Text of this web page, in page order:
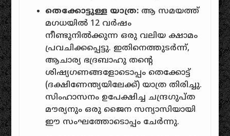
തെക്കോട്ടുള്ള യാത്ര: ആ സമയത്ത്
മഗധയിൽ 12 വർഷം
നീണ്ടുനിൽക്കുന്ന ഒരു വലിയ ക്ഷാമം
പ്രവചിക്കപ്പെട്ടു. ഇതിനെത്തുടർന്ന്,
ആചാര്യ ഭദ്രബാഹു തന്റെ
ശിഷ്യഗണങ്ങളോടൊപ്പം തെക്കോട്ട്
(ദക്ഷിണേന്ത്യയിലേക്ക്) യാത്ര തിരിച്ചു.
സിംഹാസനം ഉപേക്ഷിച്ച ചന്ദ്രഗുപ്ത
മൗര്യനും ഒരു ജൈന സന്യാസിയായി
ഈ സംഘത്തോടൊപ്പം ചേർന്നു.